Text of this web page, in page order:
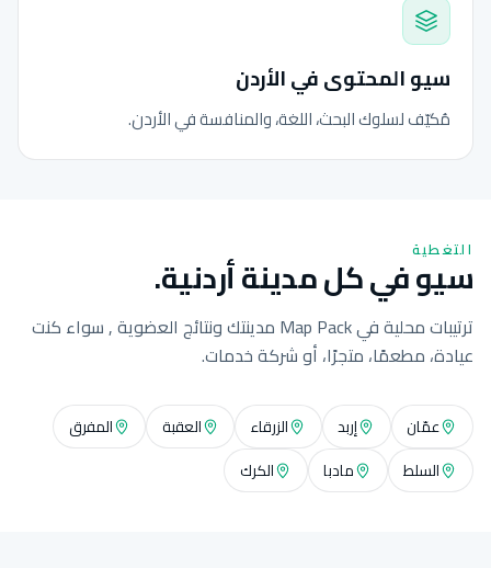
سيو المحتوى في الأردن
مُكيّف لسلوك البحث، اللغة، والمنافسة في الأردن.
التغطية
سيو في كل مدينة أردنية.
ترتيبات محلية في Map Pack مدينتك ونتائج العضوية , سواء كنت
عيادة، مطعمًا، متجرًا، أو شركة خدمات.
عمّان إربد الزرقاء العقبة
المفرق
السلط
مادبا الكرك